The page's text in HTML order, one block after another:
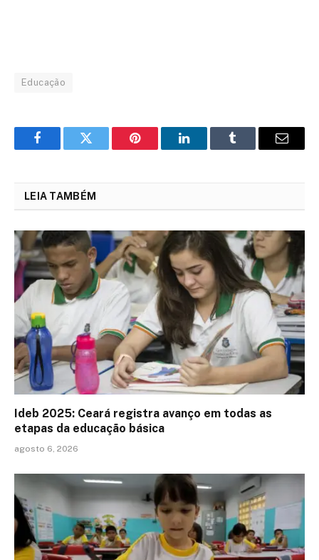
Educação
FacebookTwitter Pinterest LinkedInTumblr Email
LEIA TAMBÉM
Ideb 2025: Ceará registra avanço em todas as
etapas da educação básica
agosto 6, 2026